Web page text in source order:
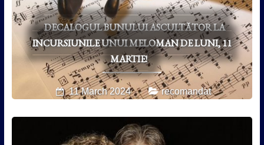
DECALOGUL BUNULUI ASCULTĂTOR LA
INCURSIUNILE UNUI MELOMAN DE LUNI, 11
MARTIE!
11 March 2024 recomandat